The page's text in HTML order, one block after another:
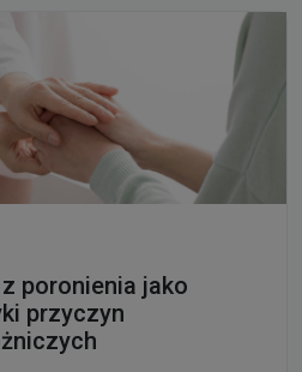
poronienia jako
przyczyn
badań
w przypadku